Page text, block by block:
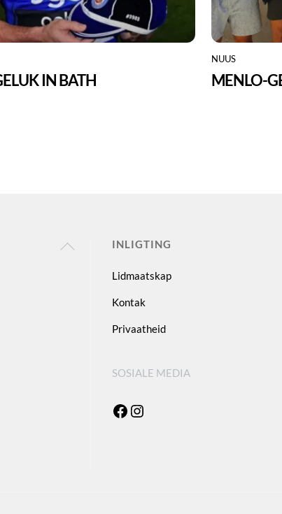
IN BATH
NUUS
MENLO-
Back
INLIGTING
Lidmaatskap
Kontak
Privaatheid
SOSIALE MEDIA
Facebook
Instagram